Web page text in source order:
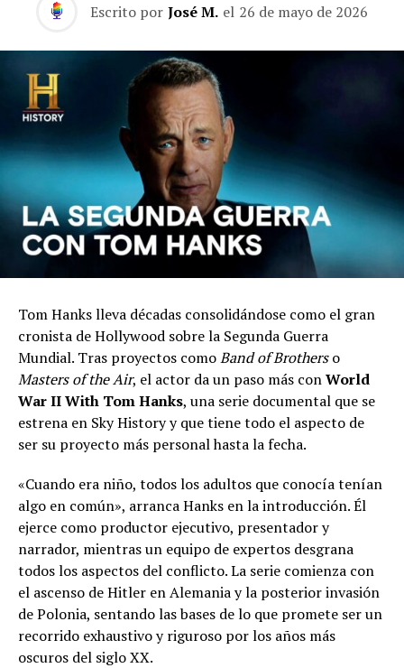
Escrito por José M. el 26 de mayo de 2026
Tom Hanks lleva décadas consolidándose como el gran
cronista de Hollywood sobre la Segunda Guerra
Mundial. Tras proyectos comoBand of Brotherso
Masters of the Air, el actor da un paso más conWorld
War II With Tom Hanks, una serie documental que se
estrena en Sky History y que tiene todo el aspecto de
ser su proyecto más personal hasta la fecha.
«Cuando era niño, todos los adultos que conocía tenían
algo en común», arranca Hanks en la introducción. Él
ejerce como productor ejecutivo, presentador y
narrador, mientras un equipo de expertos desgrana
todos los aspectos del conflicto. La serie comienza con
el ascenso de Hitler en Alemania y la posterior invasión
de Polonia, sentando las bases de lo que promete ser un
recorrido exhaustivo y riguroso por los años más
oscuros del siglo XX.